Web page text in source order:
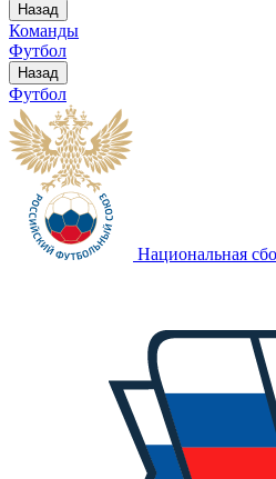
Назад
Команды
Футбол
Назад
Футбол
Национальная